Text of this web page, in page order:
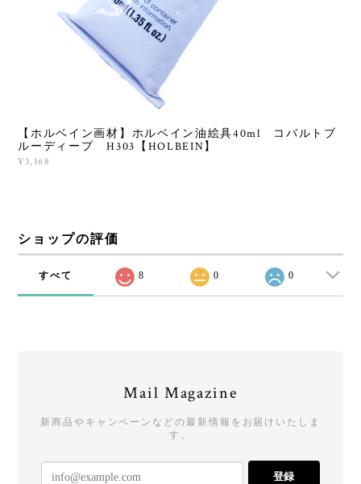
【ホルベイン画材】ホルベイン油絵具40ml コバルトブ
ルーディープ H303【HOLBEIN】
¥3,168
ショップの評価
すべて 8 0 0
Mail Magazine
新商品やキャンペーンなどの最新情報をお届けいたしま
す。
登録